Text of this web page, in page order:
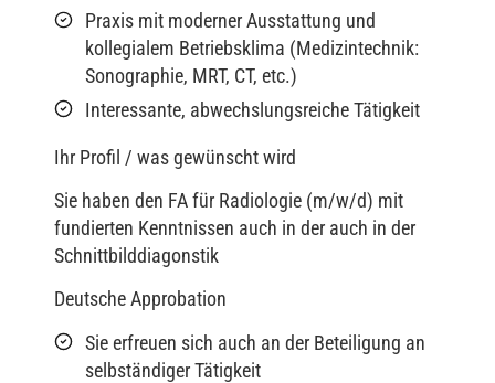
Praxis mit moderner Ausstattung und
kollegialem Betriebsklima (Medizintechnik:
Sonographie, MRT, CT, etc.)
Interessante, abwechslungsreiche Tätigkeit
Ihr Profil / was gewünscht wird
Sie haben den FA für Radiologie (m/w/d) mit
fundierten Kenntnissen auch in der auch in der
Schnittbilddiagonstik
Deutsche Approbation
Sie erfreuen sich auch an der Beteiligung an
selbständiger Tätigkeit